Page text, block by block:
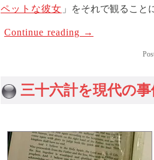
ペットな彼女 」をそれで観ること
Continue reading →
三十六計を現代の